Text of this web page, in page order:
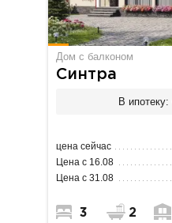
Дом с балконом
Синтра
В ипотеку:
цена сейчас
Цена с 16.08
Цена с 31.08
3 2